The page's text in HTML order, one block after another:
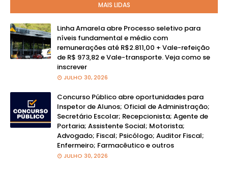
MAIS LIDAS
Linha Amarela abre Processo seletivo para
níveis fundamental e médio com
remunerações até R$2.811,00 + Vale-refeição
de R$ 973,82 e Vale-transporte. Veja como se
inscrever
JULHO 30, 2026
Concurso Público abre oportunidades para
Inspetor de Alunos; Oficial de Administração;
Secretário Escolar; Recepcionista; Agente de
Portaria; Assistente Social; Motorista;
Advogado; Fiscal; Psicólogo; Auditor Fiscal;
Enfermeiro; Farmacêutico e outros
JULHO 30, 2026